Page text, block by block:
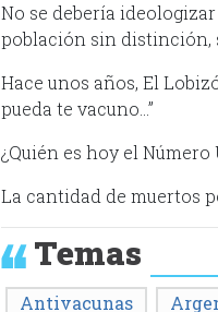
No se debería
población sin distinción,
Hace unos años, El
pueda te vacuno…”
¿Quién es hoy el
La cantidad de muertos
Temas
Antivacunas